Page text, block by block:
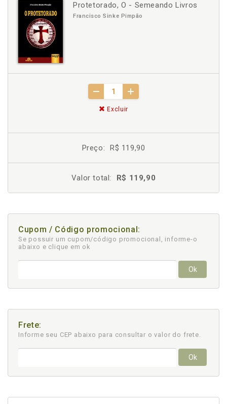
Protetorado, O - Semeando Livros
Francisco Sinke Pimpão
Excluir
Preço: R$ 119,90
Valor total: R$ 119,90
Cupom / Código promocional:
Se possuir um cupom/código promocional, informe-o
abaixo e clique em ok
Ok
Frete:
Informe seu CEP abaixo para consultar o valor do frete.
Ok